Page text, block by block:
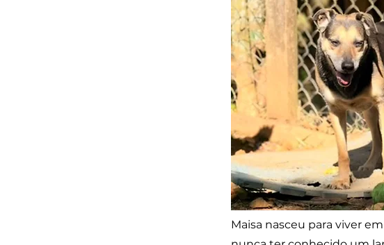
Maisa nasceu para viver